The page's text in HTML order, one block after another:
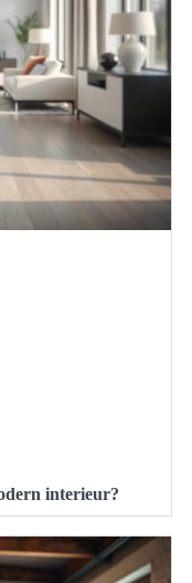
interieur?